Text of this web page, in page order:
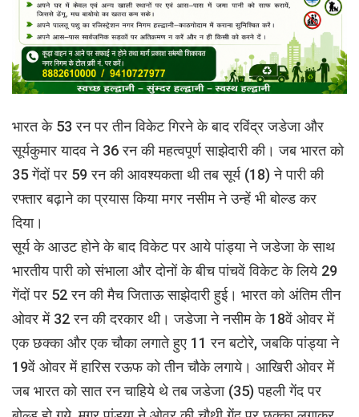
भारत के 53 रन पर तीन विकेट गिरने के बाद रविंद्र जडेजा और
सूर्यकुमार यादव ने 36 रन की महत्वपूर्ण साझेदारी की। जब भारत को
35 गेंदों पर 59 रन की आवश्यकता थी तब सूर्य (18) ने पारी की
रफ्तार बढ़ाने का प्रयास किया मगर नसीम ने उन्हें भी बोल्ड कर
दिया।
सूर्य के आउट होने के बाद विकेट पर आये पांड्या ने जडेजा के साथ
भारतीय पारी को संभाला और दोनों के बीच पांचवें विकेट के लिये 29
गेंदों पर 52 रन की मैच जिताऊ साझेदारी हुई। भारत को अंतिम तीन
ओवर में 32 रन की दरकार थी। जडेजा ने नसीम के 18वें ओवर में
एक छक्का और एक चौका लगाते हुए 11 रन बटोरे, जबकि पांड्या ने
19वें ओवर में हारिस रऊफ को तीन चौके लगाये। आखिरी ओवर में
जब भारत को सात रन चाहिये थे तब जडेजा (35) पहली गेंद पर